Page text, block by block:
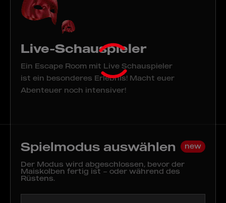
Live-Schauspieler
Ein Escape Room mit Live Schauspieler
ist ein besonderes Erlebnis! Macht euer
Abenteuer noch intensiver!
Spielmodus auswählen new
Der Modus wird abgeschlossen, bevor der
Maiskolben fertig ist – oder während des
Rüstens.